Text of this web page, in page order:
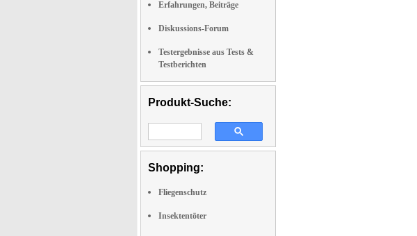
Erfahrungen, Beiträge
Diskussions-Forum
Testergebnisse aus Tests &
Testberichten
Produkt-Suche:
Shopping:
Fliegenschutz
Insektentöter